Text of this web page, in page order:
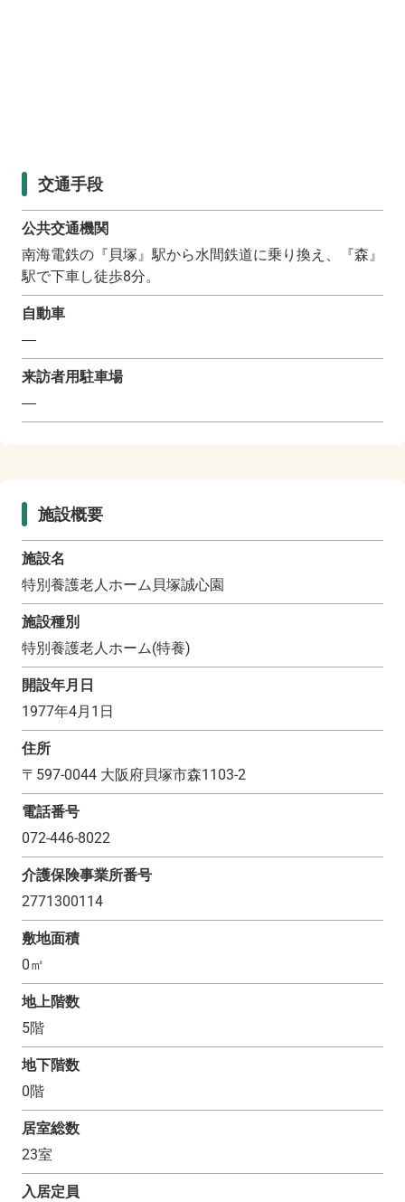
交通手段
公共交通機関
南海電鉄の『貝塚』駅から水間鉄道に乗り換え、『森』
駅で下車し徒歩8分。
自動車
―
来訪者用駐車場
―
施設概要
施設名
特別養護老人ホーム貝塚誠心園
施設種別
特別養護老人ホーム(特養)
開設年月日
1977年4月1日
住所
〒 597-0044 大阪府貝塚市森1103-2
電話番号
072-446-8022
介護保険事業所番号
2771300114
敷地面積
0㎡
地上階数
5階
地下階数
0階
居室総数
23室
入居定員